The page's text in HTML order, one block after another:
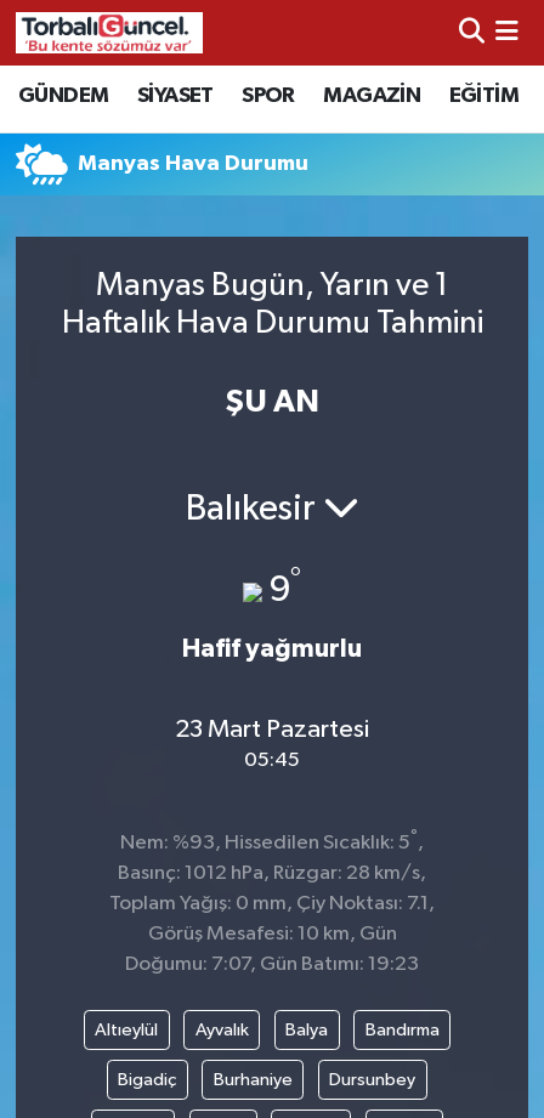
GÜNDEM SİYASET SPOR MAGAZİN EĞİTİM
Manyas Hava Durumu
Manyas Bugün, Yarın ve 1
Haftalık Hava Durumu Tahmini
ŞU AN
Balıkesir
9°
Hafif yağmurlu
23 Mart Pazartesi
05:45
Nem: %93, Hissedilen Sıcaklık: 5° ,
Basınç: 1012 hPa, Rüzgar: 28 km/s,
Toplam Yağış: 0 mm, Çiy Noktası: 7.1,
Görüş Mesafesi: 10 km, Gün
Doğumu: 7:07, Gün Batımı: 19:23
Altıeylül Ayvalık Balya Bandırma
Bigadiç Burhaniye Dursunbey
İzmir Nöbetçi Eczaneler
İzmir Hava Durumu
İzmir Trafik Yoğunluk Haritası
Süper Lig Puan Durumu ve Fikstür